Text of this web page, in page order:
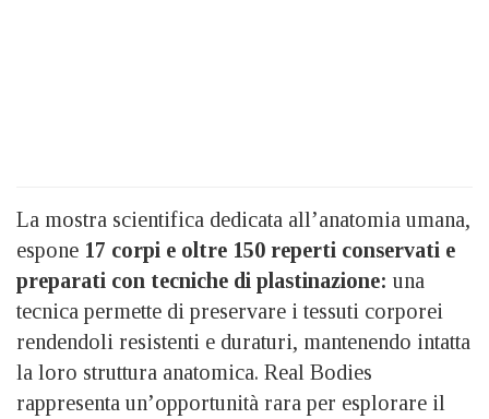
La mostra scientifica dedicata all’anatomia umana,
espone 17 corpi e oltre 150 reperti conservati e
preparati con tecniche di plastinazione: una
tecnica permette di preservare i tessuti corporei
rendendoli resistenti e duraturi, mantenendo intatta
la loro struttura anatomica. Real Bodies
rappresenta un’opportunità rara per esplorare il